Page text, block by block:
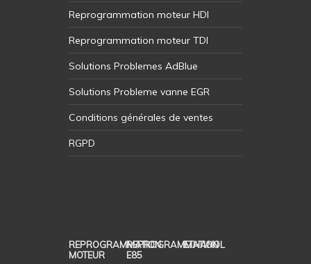
Reprogrammation moteur HDI
Reprogrammation moteur TDI
Solutions Problemes AdBlue
Solutions Probleme vanne EGR
Conditions générales de ventes
RGPD
REPROGRAMMATION
MOTEUR
REPROGRAMMATION
E85
ETHANOL